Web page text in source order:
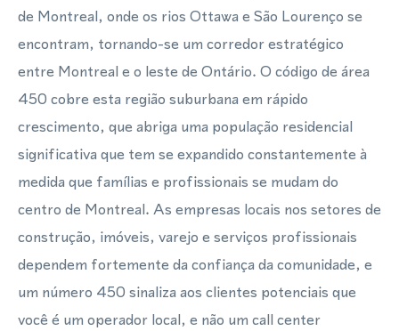
de Montreal, onde os rios Ottawa e São Lourenço se
encontram, tornando-se um corredor estratégico
entre Montreal e o leste de Ontário. O código de área
450 cobre esta região suburbana em rápido
crescimento, que abriga uma população residencial
significativa que tem se expandido constantemente à
medida que famílias e profissionais se mudam do
centro de Montreal. As empresas locais nos setores de
construção, imóveis, varejo e serviços profissionais
dependem fortemente da confiança da comunidade, e
um número 450 sinaliza aos clientes potenciais que
você é um operador local, e não um call center